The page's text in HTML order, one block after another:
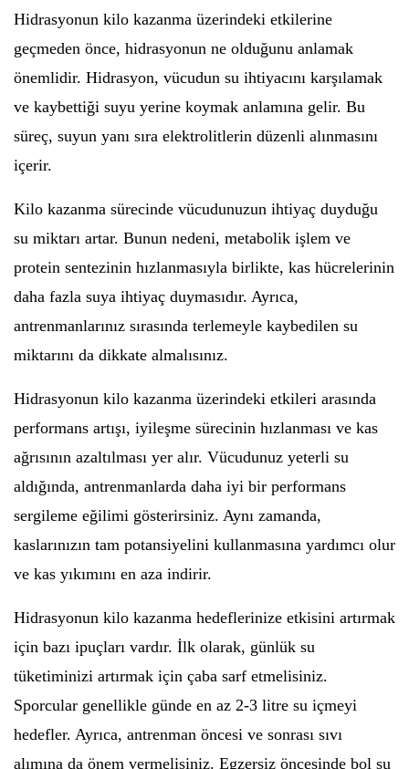
Hidrasyonun kilo kazanma üzerindeki etkilerine
geçmeden önce, hidrasyonun ne olduğunu anlamak
önemlidir. Hidrasyon, vücudun su ihtiyacını karşılamak
ve kaybettiği suyu yerine koymak anlamına gelir. Bu
süreç, suyun yanı sıra elektrolitlerin düzenli alınmasını
içerir.
Kilo kazanma sürecinde vücudunuzun ihtiyaç duyduğu
su miktarı artar. Bunun nedeni, metabolik işlem ve
protein sentezinin hızlanmasıyla birlikte, kas hücrelerinin
daha fazla suya ihtiyaç duymasıdır. Ayrıca,
antrenmanlarınız sırasında terlemeyle kaybedilen su
miktarını da dikkate almalısınız.
Hidrasyonun kilo kazanma üzerindeki etkileri arasında
performans artışı, iyileşme sürecinin hızlanması ve kas
ağrısının azaltılması yer alır. Vücudunuz yeterli su
aldığında, antrenmanlarda daha iyi bir performans
sergileme eğilimi gösterirsiniz. Aynı zamanda,
kaslarınızın tam potansiyelini kullanmasına yardımcı olur
ve kas yıkımını en aza indirir.
Hidrasyonun kilo kazanma hedeflerinize etkisini artırmak
için bazı ipuçları vardır. İlk olarak, günlük su
tüketiminizi artırmak için çaba sarf etmelisiniz.
Sporcular genellikle günde en az 2-3 litre su içmeyi
hedefler. Ayrıca, antrenman öncesi ve sonrası sıvı
alımına da önem vermelisiniz. Egzersiz öncesinde bol su